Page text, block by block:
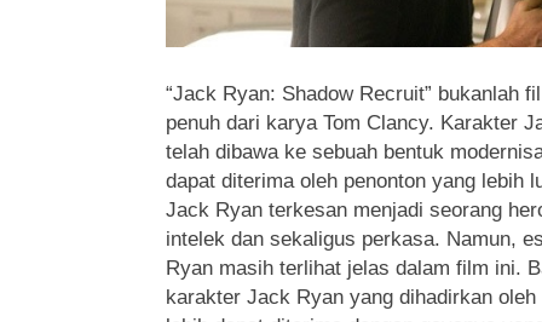
“Jack Ryan: Shadow Recruit” bukanlah
penuh dari karya Tom Clancy. Karakter
telah dibawa ke sebuah bentuk
dapat diterima oleh penonton yang lebih
Jack Ryan terkesan menjadi seorang
intelek dan sekaligus perkasa. Namun,
Ryan masih terlihat jelas dalam film ini.
karakter Jack Ryan yang dihadirkan